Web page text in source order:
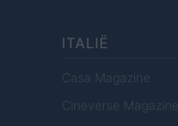
ITALIË
Casa Magazine
Cineverse Magazine